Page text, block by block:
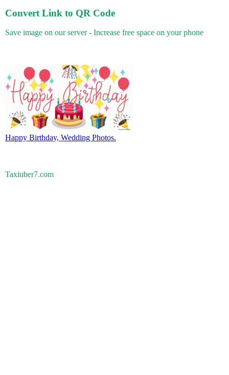
Convert Link to QR Code
Save image on our server - Increase free space on your phone
Happy Birthday, Wedding Photos.
Taxiuber7.com